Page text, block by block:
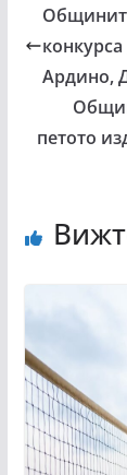
Ардино,
петото